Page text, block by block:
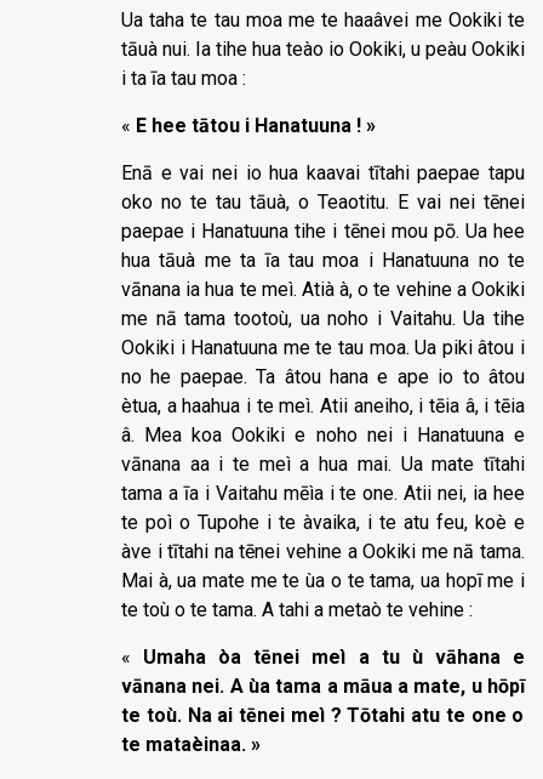
Ua taha te tau moa me te haaâvei me Ookiki te
tāuà nui. Ia tihe hua teào io Ookiki, u peàu Ookiki
i ta īa tau moa :
« E hee tātou i Hanatuuna ! »
Enā e vai nei io hua kaavai tītahi paepae tapu
oko no te tau tāuà, o Teaotitu. E vai nei tēnei
paepae i Hanatuuna tihe i tēnei mou pō. Ua hee
hua tāuà me ta īa tau moa i Hanatuuna no te
vānana ia hua te meì. Atià à, o te vehine a Ookiki
me nā tama tootoù, ua noho i Vaitahu. Ua tihe
Ookiki i Hanatuuna me te tau moa. Ua piki âtou i
no he paepae. Ta âtou hana e ape io to âtou
ètua, a haahua i te meì. Atii aneiho, i tēia â, i tēia
â. Mea koa Ookiki e noho nei i Hanatuuna e
vānana aa i te meì a hua mai. Ua mate tītahi
tama a īa i Vaitahu mēìa i te one. Atii nei, ia hee
te poì o Tupohe i te àvaika, i te atu feu, koè e
àve i tītahi na tēnei vehine a Ookiki me nā tama.
Mai à, ua mate me te ùa o te tama, ua hopī me i
te toù o te tama. A tahi a metaò te vehine :
« Umaha òa tēnei meì a tu ù vāhana e
vānana nei. A ùa tama a māua a mate, u hōpī
te toù. Na ai tēnei meì ? Tōtahi atu te one o
te mataèinaa. »